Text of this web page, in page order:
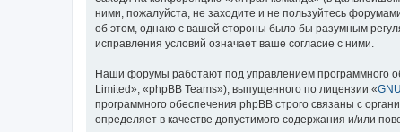
ними, пожалуйста, не заходите и не пользуйтесь
об этом, однако с вашей стороны было бы разумным
исправления условий означает ваше согласие с ними.
Наши форумы работают под управлением программного
Limited», «phpBB Teams»), выпущенного по лицензии «
программного обеспечения phpBB строго связаны с
определяет в качестве допустимого содержания и/или